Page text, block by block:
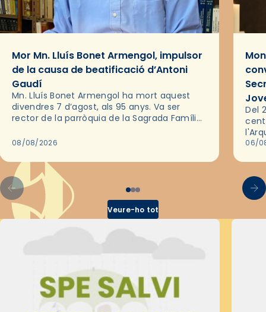
Mor Mn. Lluís Bonet Armengol, impulsor
de la causa de beatificació d’Antoni
Gaudí
Mn. Lluís Bonet Armengol ha mort aquest
divendres 7 d’agost, als 95 anys. Va ser
rector de la parròquia de la Sagrada Família
2018,…
08/08/2026
Del
les
06/
Veure-ho tot